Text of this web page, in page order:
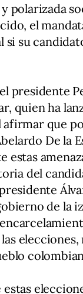
polarizada
el
si su
presidente
quien ha
que
De la
estas
del
de la
estas